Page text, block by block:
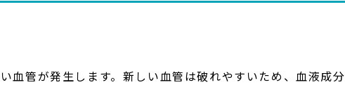
血管が発生します。新しい血管は破れやすいため、血液成